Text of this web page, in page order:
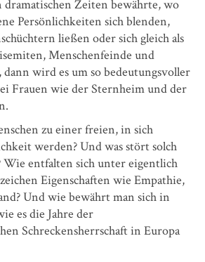
Zeiten bewährte, wo
Persönlichkeiten sich blenden,
ließen oder sich gleich als
Menschenfeinde und
wird es um so bedeutungsvoller
Frauen wie der Sternheim und der
zu einer freien, in sich
werden? Und was stört solch
entfalten sich unter eigentlich
Eigenschaften wie Empathie,
Und wie bewährt man sich in
es die Jahre der
Schreckensherrschaft in Europa